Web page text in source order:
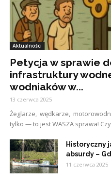
Aktualności
Petycja w sprawie
infrastruktury
wodniaków w...
13 czerwca 2025
Żeglarze, wędkarze,
tylko — to jest WASZA sprawa!
Historyczny
absurdy –
11 czerwca 2025